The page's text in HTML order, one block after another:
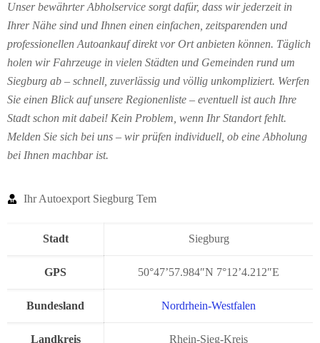
Unser bewährter Abholservice sorgt dafür, dass wir jederzeit in
Ihrer Nähe sind und Ihnen einen einfachen, zeitsparenden und
professionellen Autoankauf direkt vor Ort anbieten können. Täglich
holen wir Fahrzeuge in vielen Städten und Gemeinden rund um
Siegburg ab – schnell, zuverlässig und völlig unkompliziert. Werfen
Sie einen Blick auf unsere Regionenliste – eventuell ist auch Ihre
Stadt schon mit dabei! Kein Problem, wenn Ihr Standort fehlt.
Melden Sie sich bei uns – wir prüfen individuell, ob eine Abholung
bei Ihnen machbar ist.
Ihr Autoexport Siegburg Tem
Stadt Siegburg
GPS 50°47’57.984″N 7°12’4.212″E
Bundesland Nordrhein-Westfalen
Landkreis Rhein-Sieg-Kreis